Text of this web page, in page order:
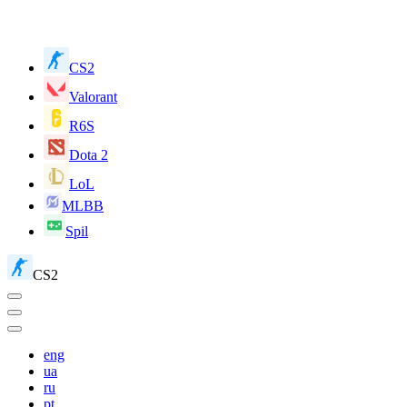
CS2
Valorant
R6S
Dota 2
LoL
MLBB
Spil
CS2
eng
ua
ru
pt